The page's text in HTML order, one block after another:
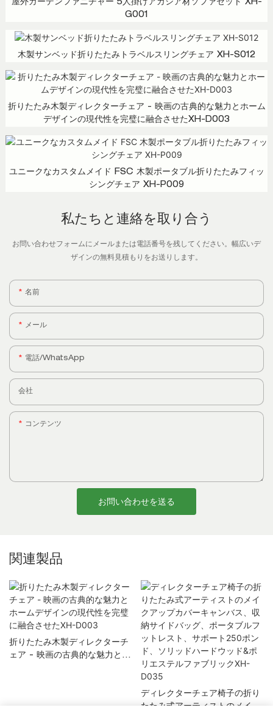
屋外ガーデンファニチャー 5人掛けアカシア材ソファセット XH-
G001
木製サンベッド折りたたみトラベルスリングチェア XH-S012
折りたたみ木製ディレクターチェア - 映画の古典的な魅力とホーム
デザインの現代性を完璧に融合させたXH-D003
ユニークなカスタムメイド FSC 木製ポータブル折りたたみフィッ
シングチェア XH-P009
私たちと連絡を取り合う
お問い合わせフォームにメールまたは電話番号を残してください。幅広いデ
ザインの無料見積もりをお送りします。
名前
メール
電話/WhatsApp
会社
コンテンツ
お問い合わせを送る
関連製品
折りたたみ木製ディレクターチ
ェア - 映画の古典的な魅力とホ
ディレクターチェア椅子の折り
たたみ式アーティストのメイク